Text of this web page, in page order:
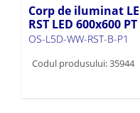
Corp de iluminat
RST LED 600x600 PT
OS-L5D-WW-RST-B-P1
Codul produsului: 35944